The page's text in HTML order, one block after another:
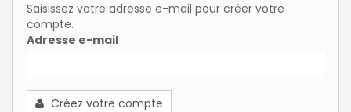
Saisissez votre adresse e-mail pour créer votre
compte.
Adresse e-mail
Créez votre compte